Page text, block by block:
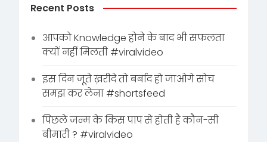
Recent Posts
आपको Knowledge होने के बाद भी सफलता
क्यों नहीं मिलती #viralvideo
इस दिन जूते ख़रीदे तो बर्बाद हो जाओगे सोच
समझ कर लेना #shortsfeed
पिछले जन्म के किस पाप से होती है कौन-सी
बीमारी ? #viralvideo